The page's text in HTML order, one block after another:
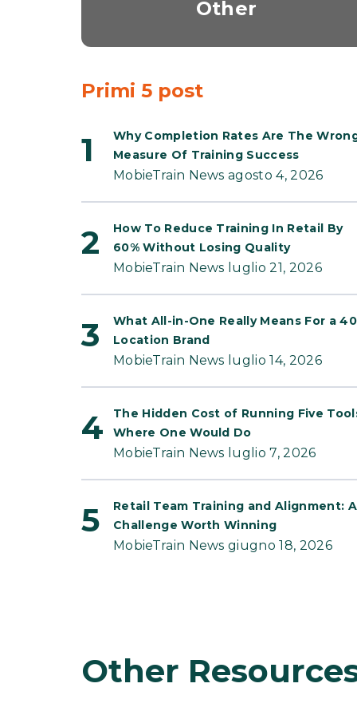
Other
Primi 5 post
Why Completion Rates Are The
Measure Of Training Success
MobieTrain News agosto 4, 2026
How To Reduce Training In Retail By
60% Without Losing Quality
MobieTrain News luglio 21, 2026
What All-in-One Really Means For a
Location Brand
MobieTrain News luglio 14, 2026
The Hidden Cost of Running Five
Where One Would Do
MobieTrain News luglio 7, 2026
Retail Team Training and Alignment: A
Challenge Worth Winning
MobieTrain News giugno 18, 2026
Other